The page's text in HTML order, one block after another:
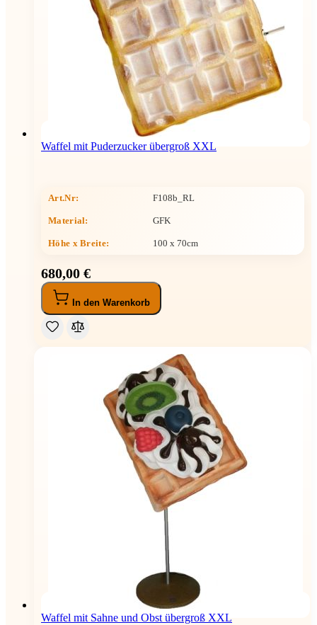
Waffel mit Puderzucker übergroß XXL
Art.Nr: F108b_RL
Material: GFK
Höhe x Breite: 100 x 70cm
680,00 €
In den Warenkorb
Waffel mit Sahne und Obst übergroß XXL